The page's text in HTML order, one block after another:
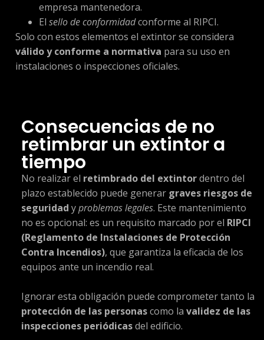
empresa mantenedora.
El sello de conformidadconforme al RIPCI.
Solo con estos elementos el extintor se considera
válido y conforme a normativa para su uso en
instalaciones o inspecciones oficiales.
Consecuencias de no
retimbrar un extintor a
tiempo
No realizar el retimbrado del extintordentro del
plazo establecido puede generar graves riesgos de
seguridad yproblemas legales. Este mantenimiento
no es opcional: es un requisito marcado por el RIPCI
(Reglamento de Instalaciones de Protección
Contra Incendios), que garantiza la eficacia de los
equipos ante un incendio real.
Ignorar esta obligación puede comprometer tanto la
protección de las personascomo la validez de las
inspecciones periódicasdel edificio.